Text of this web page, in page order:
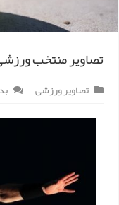
تصاویر منتخب ورزشی
تصاویر ورزشی